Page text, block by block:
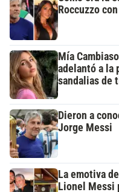
Roccuzzo
Mía
adelantó a la
sandalias de
Dieron a
Jorge Messi
La emotiva
Lionel Messi